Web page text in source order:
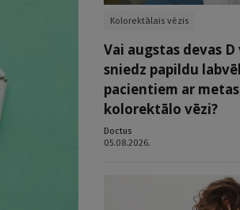
Kolorektālais vēzis
Vai augstas devas
sniedz papildu
pacientiem ar
kolorektālo vēzi?
Doctus
05.08.2026.